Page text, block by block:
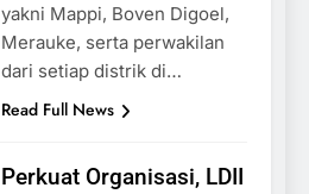
yakni Mappi, Boven Digoel,
Merauke, serta perwakilan
dari setiap distrik di…
Read Full News
Perkuat Organisasi, LDII